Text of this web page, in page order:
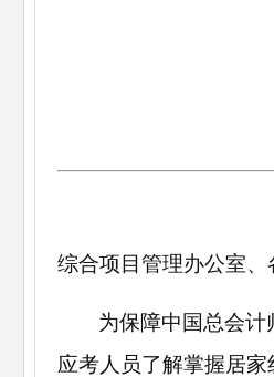
综合项目管理办公室、
为保障中国总会
应考人员了解掌握居